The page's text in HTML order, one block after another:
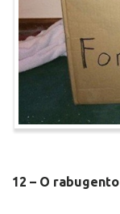
12 – O rabugento